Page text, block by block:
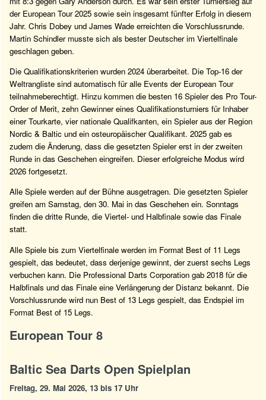
der European Tour 2025 sowie sein insgesamt fünfter Erfolg in diesem
Jahr. Chris Dobey und James Wade erreichten die Vorschlussrunde.
Martin Schindler musste sich als bester Deutscher im Viertelfinale
geschlagen geben.
Die Qualifikationskriterien wurden 2024 überarbeitet. Die Top-16 der
Weltrangliste sind automatisch für alle Events der European Tour
teilnahmeberechtigt. Hinzu kommen die besten 16 Spieler des Pro Tour-
Order of Merit, zehn Gewinner eines Qualifikationsturniers für Inhaber
einer Tourkarte, vier nationale Qualifkanten, ein Spieler aus der Region
Nordic & Baltic und ein osteuropäischer Qualifikant. 2025 gab es
zudem die Änderung, dass die gesetzten Spieler erst in der zweiten
Runde in das Geschehen eingreifen. Dieser erfolgreiche Modus wird
2026 fortgesetzt.
Alle Spiele werden auf der Bühne ausgetragen. Die gesetzten Spieler
greifen am Samstag, den 30. Mai in das Geschehen ein. Sonntags
finden die dritte Runde, die Viertel- und Halbfinale sowie das Finale
statt.
Alle Spiele bis zum Viertelfinale werden im Format Best of 11 Legs
gespielt, das bedeutet, dass derjenige gewinnt, der zuerst sechs Legs
verbuchen kann. Die Professional Darts Corporation gab 2018 für die
Halbfinals und das Finale eine Verlängerung der Distanz bekannt. Die
Vorschlussrunde wird nun Best of 13 Legs gespielt, das Endspiel im
Format Best of 15 Legs.
European Tour 8
Baltic Sea Darts Open Spielplan
Freitag, 29. Mai 2026, 13 bis 17 Uhr